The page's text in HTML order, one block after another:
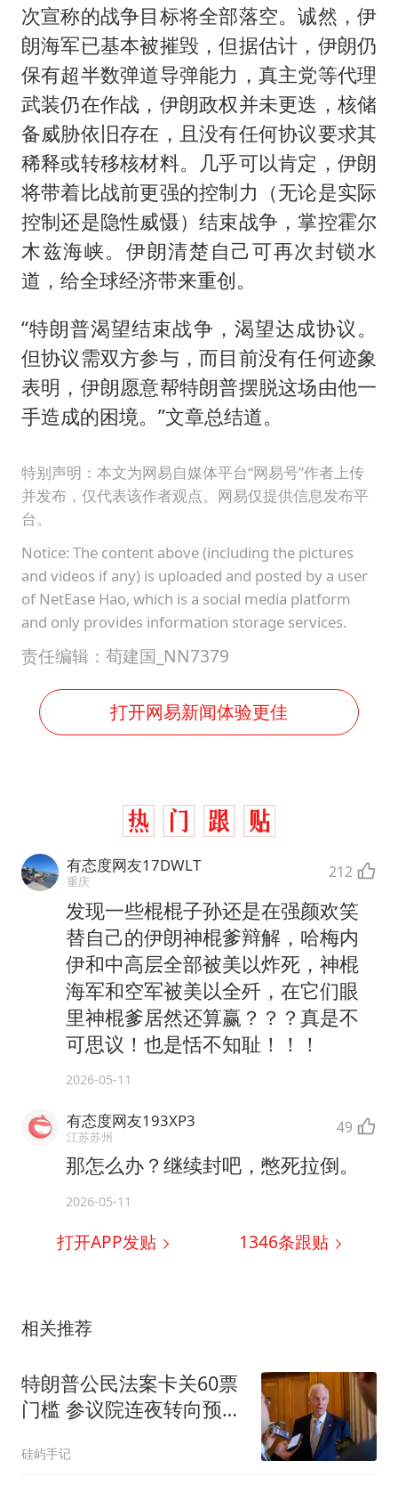
次宣称的战争目标将全部落空。诚然，伊
朗海军已基本被摧毁，但据估计，伊朗仍
保有超半数弹道导弹能力，真主党等代理
武装仍在作战，伊朗政权并未更迭，核储
备威胁依旧存在，且没有任何协议要求其
稀释或转移核材料。几乎可以肯定，伊朗
将带着比战前更强的控制力（无论是实际
控制还是隐性威慑）结束战争，掌控霍尔
木兹海峡。伊朗清楚自己可再次封锁水
道，给全球经济带来重创。
“特朗普渴望结束战争，渴望达成协议。
但协议需双方参与，而目前没有任何迹象
表明，伊朗愿意帮特朗普摆脱这场由他一
手造成的困境。”文章总结道。
特别声明：本文为网易自媒体平台“网易号”作者上传
并发布，仅代表该作者观点。网易仅提供信息发布平
台。
Notice: The content above (including the pictures
and videos if any) is uploaded and posted by a user
of NetEase Hao, which is a social media platform
and only provides information storage services.
责任编辑：荀建国_NN7379
打开网易新闻体验更佳
有态度网友17DWLT
重庆 212
发现一些棍棍子孙还是在强颜欢笑
替自己的伊朗神棍爹辩解，哈梅内
伊和中高层全部被美以炸死，神棍
海军和空军被美以全歼，在它们眼
里神棍爹居然还算赢？？？真是不
可思议！也是恬不知耻！！！
2026-05-11
有态度网友193XP3
江苏苏州 49
那怎么办？继续封吧，憋死拉倒。
2026-05-11
打开APP发贴 1346条跟贴
相关推荐
特朗普公民法案卡关60票
门槛 参议院连夜转向预算
硅屿手记